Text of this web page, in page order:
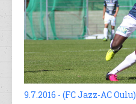
9.7.2016 - (FC Jazz-AC Oulu)